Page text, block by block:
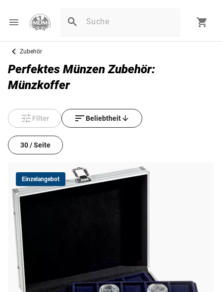
Zubehör
Perfektes Münzen Zubehör:
Münzkoffer
Filter Beliebtheit
30 / Seite
Einzelangebot